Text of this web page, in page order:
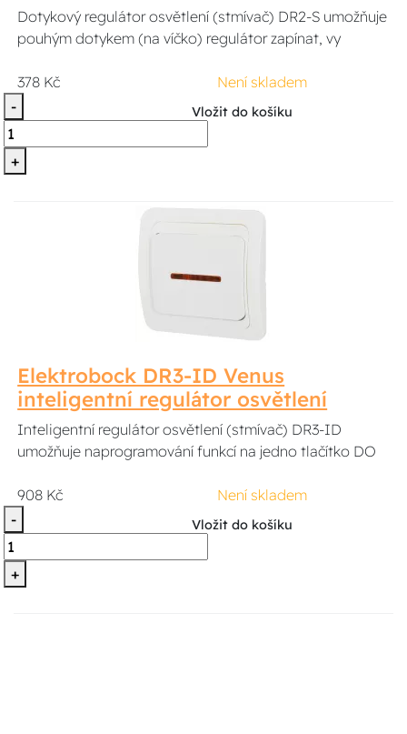
Dotykový regulátor osvětlení (stmívač) DR2-S umožňuje
pouhým dotykem (na víčko) regulátor zapínat, vy
378 Kč
Není skladem
-
+
Vložit do košíku
Elektrobock DR3-ID Venus
inteligentní regulátor osvětlení
Inteligentní regulátor osvětlení (stmívač) DR3-ID
umožňuje naprogramování funkcí na jedno tlačítko DO
908 Kč
Není skladem
-
+
Vložit do košíku